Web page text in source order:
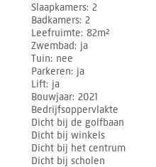
Slaapkamers 2
Badkamers 2
Leefruimte 82m²
Zwembad ja
Tuin nee
Parkeren ja
Lift ja
Bouwjaar 2021
Bedrijfsoppervlakte
Dicht bij de golfbaan
Dicht bij winkels
Dicht bij het centrum
Dicht bij scholen